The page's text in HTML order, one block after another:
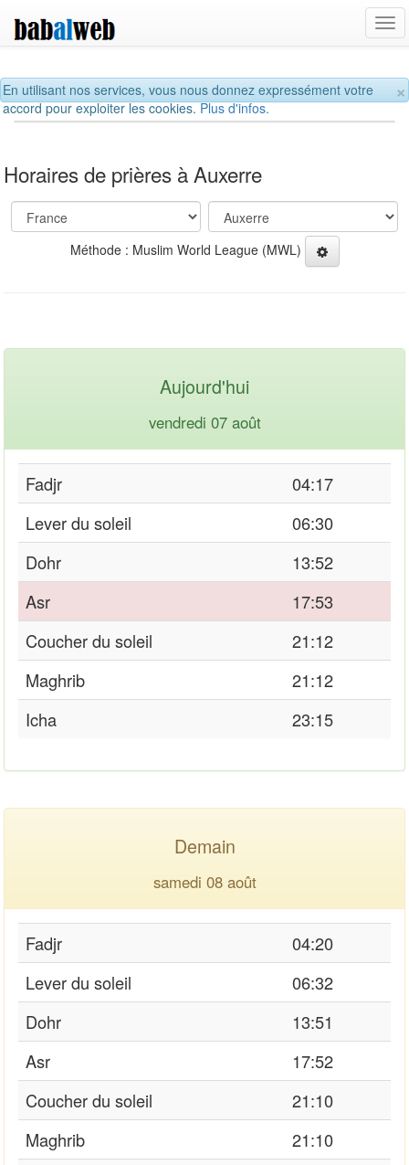
×
En utilisant nos services, vous nous donnez expressément votre
accord pour exploiter les cookies.Plus d'infos.
Horaires de prières à Auxerre
Méthode : Muslim World League (MWL)
Aujourd'hui
vendredi 07 août
Fadjr
04:17
Lever du soleil
06:30
Dohr
13:52
Asr
17:53
Coucher du soleil
21:12
Maghrib
21:12
Icha
23:15
Demain
samedi 08 août
Fadjr
04:20
Lever du soleil
06:32
Dohr
13:51
Asr
17:52
Coucher du soleil
21:10
Maghrib
21:10